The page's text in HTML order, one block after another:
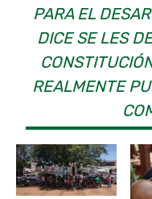
PARA EL
DICE SE LES
REALMENTE